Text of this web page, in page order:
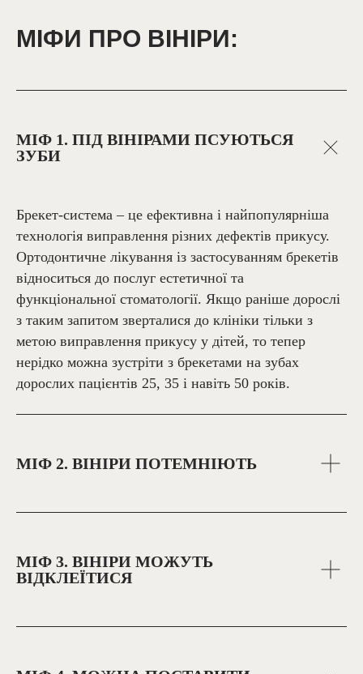
МІФИ ПРО ВІНІРИ:
МІФ 1. ПІД ВІНІРАМИ ПСУЮТЬСЯ
ЗУБИ
Брекет-система – це ефективна і найпопулярніша
технологія виправлення різних дефектів прикусу.
Ортодонтичне лікування із застосуванням брекетів
відноситься до послуг естетичної та
функціональної стоматології. Якщо раніше дорослі
з таким запитом зверталися до клініки тільки з
метою виправлення прикусу у дітей, то тепер
нерідко можна зустріти з брекетами на зубах
дорослих пацієнтів 25, 35 і навіть 50 років.
МІФ 2. ВІНІРИ ПОТЕМНІЮТЬ
МІФ 3. ВІНІРИ МОЖУТЬ
ВІДКЛЕЇТИСЯ